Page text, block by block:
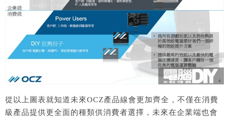
從以上圖表就知道未來OCZ產品線會更加齊全，不僅在消費
級產品提供更全面的種類供消費者選擇，未來在企業端也會